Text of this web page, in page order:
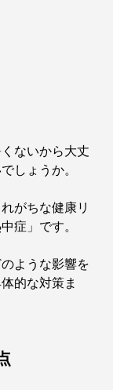
ないから大丈
しょうか。
がちな健康リ
症」です。
ような影響を
的な対策ま